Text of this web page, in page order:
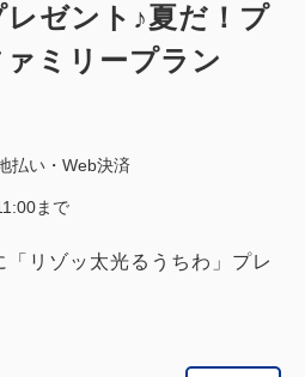
ゼント♪夏だ！プ
ミリープラン
払い・Web決済
まで
リゾッ太光るうちわ」プレ